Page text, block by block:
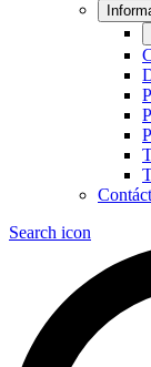
Search icon